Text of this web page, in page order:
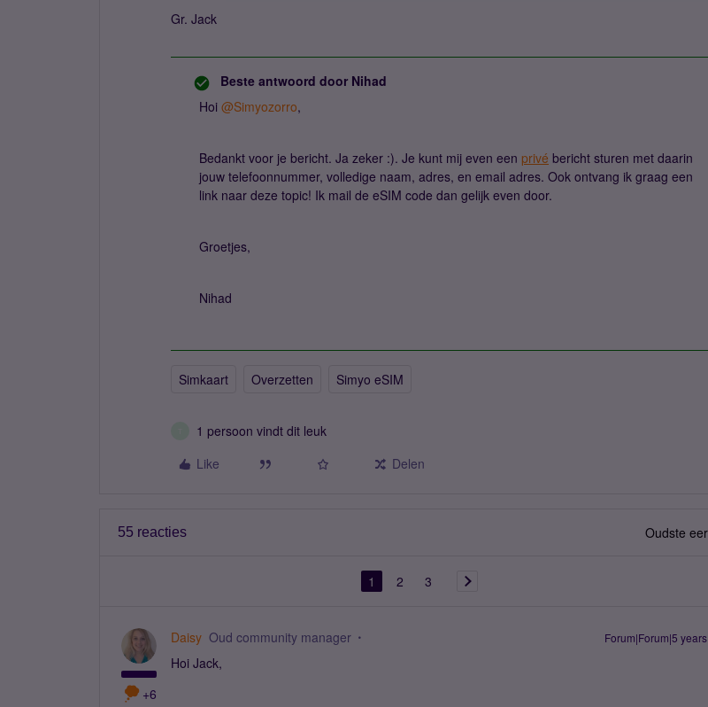
Gr. Jack
Beste antwoord door Nihad
Hoi @Simyozorro,
Bedankt voor je bericht. Ja zeker :). Je kunt mij even een privé bericht sturen met daarin
jouw telefoonnummer, volledige naam, adres, en email adres. Ook ontvang ik graag een
link naar deze topic! Ik mail de eSIM code dan gelijk even door.
Groetjes,
Nihad
Simkaart Overzetten Simyo eSIM
1 persoon vindt dit leuk
Like
Delen
55 reacties Oudste
1 2 3
+6
Daisy Oud community manager Forum|Forum|5
Hoi Jack,